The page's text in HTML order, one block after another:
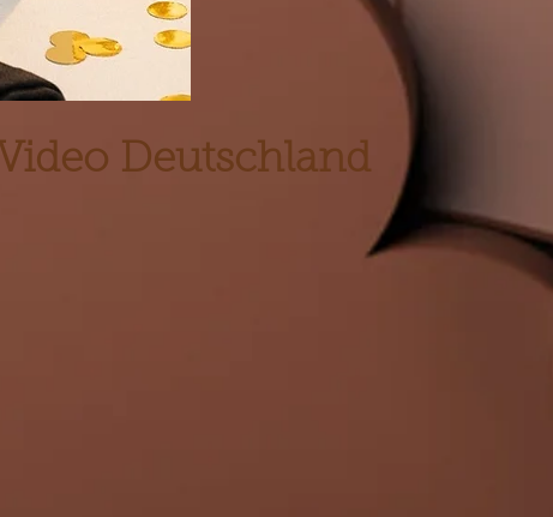
Video Deutschland